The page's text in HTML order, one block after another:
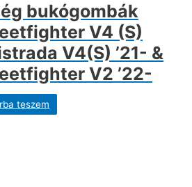
bukógombák
V4 (S)
V4(S) ’21- &
V2 ’22-
teszem